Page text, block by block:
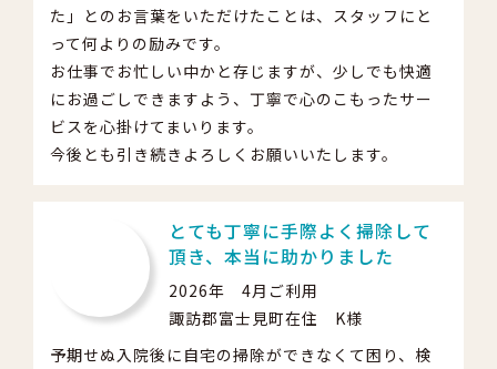
た」とのお言葉をいただけたことは、スタッフにと
って何よりの励みです。
お仕事でお忙しい中かと存じますが、少しでも快適
にお過ごしできますよう、丁寧で心のこもったサー
ビスを心掛けてまいります。
今後とも引き続きよろしくお願いいたします。
とても丁寧に手際よく掃除して
頂き、本当に助かりました
2026年 4月ご利用
諏訪郡富士見町在住 K様
予期せぬ入院後に自宅の掃除ができなくて困り、検